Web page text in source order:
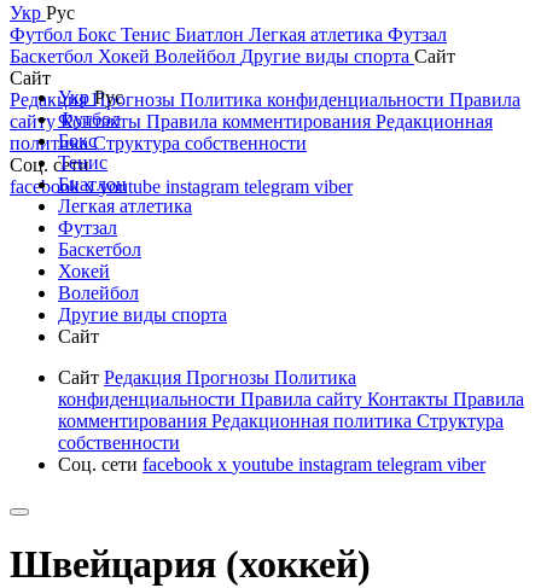
Укр Рус
Футбол Бокс Тенис Биатлон Легкая атлетика Футзал
Баскетбол Хокей Волейбол Другие виды спорта Сайт
Сайт
РедакцияПрогнозы Политика конфиденциальности Правила
сайтуКонтакты Правила комментирования Редакционная
политикаСтруктура собственности
Соц. сети
facebookxyoutube instagram telegram viber
УкрРус
Футбол
Бокс
Тенис
Биатлон
Легкая атлетика
Футзал
Баскетбол
Хокей
Волейбол
Другие виды спорта
Сайт
Сайт Редакция Прогнозы Политика
конфиденциальности Правила сайту Контакты Правила
комментирования Редакционная политика Структура
собственности
Соц. сети facebook x youtube instagram telegram viber
Швейцария (хоккей)